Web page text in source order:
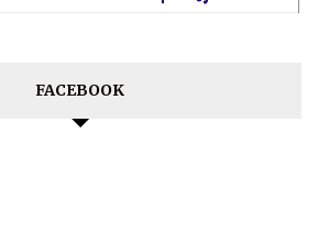
FACEBOOK